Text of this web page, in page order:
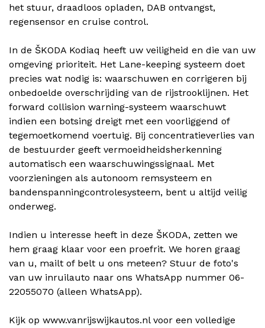
het stuur, draadloos opladen, DAB ontvangst,
regensensor en cruise control.
In de ŠKODA Kodiaq heeft uw veiligheid en die van uw
omgeving prioriteit. Het Lane-keeping systeem doet
precies wat nodig is: waarschuwen en corrigeren bij
onbedoelde overschrijding van de rijstrooklijnen. Het
forward collision warning-systeem waarschuwt
indien een botsing dreigt met een voorliggend of
tegemoetkomend voertuig. Bij concentratieverlies van
de bestuurder geeft vermoeidheidsherkenning
automatisch een waarschuwingssignaal. Met
voorzieningen als autonoom remsysteem en
bandenspanningcontrolesysteem, bent u altijd veilig
onderweg.
Indien u interesse heeft in deze ŠKODA, zetten we
hem graag klaar voor een proefrit. We horen graag
van u, mailt of belt u ons meteen? Stuur de foto's
van uw inruilauto naar ons WhatsApp nummer 06-
22055070 (alleen WhatsApp).
Kijk op www.vanrijswijkautos.nl voor een volledige